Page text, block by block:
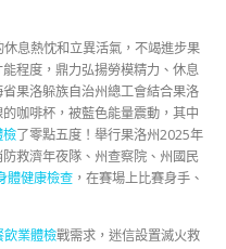
休息熱忱和立異活氣，不竭進步果
程度，鼎力弘揚勞模精力、休息
果洛躲族自治州總工會結合果洛
咖啡杯，被藍色能量震動，其中
檢了零點五度！舉行果洛州2025年
救濟年夜隊、州查察院、州國民
體健康檢查 ，在賽場上比賽身手、
飲業體檢戰需求，迷信設置滅火救